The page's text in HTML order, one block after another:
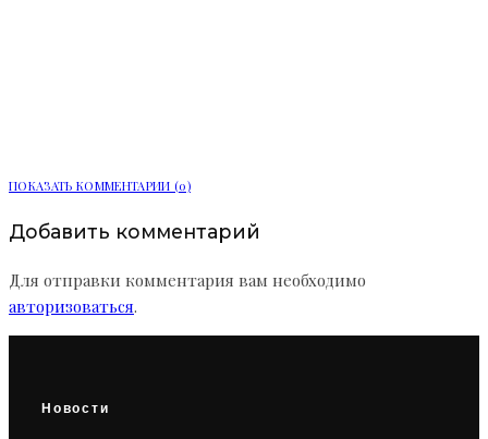
ПОКАЗАТЬ КОММЕНТАРИИ (0)
Добавить комментарий
Для отправки комментария вам необходимо
авторизоваться.
Новости